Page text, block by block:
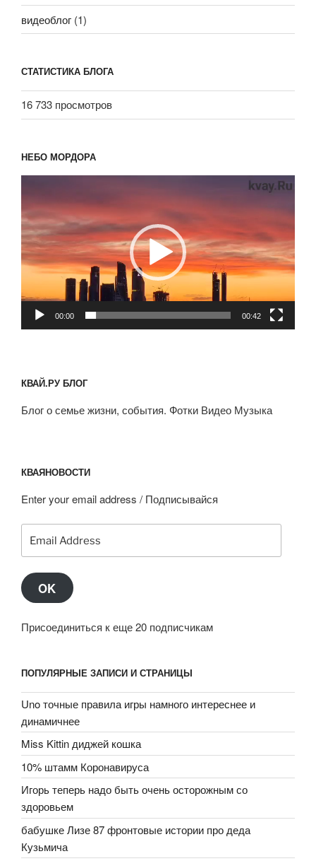
видеоблог (1)
СТАТИСТИКА БЛОГА
16 733 просмотров
НЕБО МОРДОРА
00:00 00:42
КВАЙ.РУ БЛОГ
Блог о семье жизни, события. Фотки Видео Музыка
КВАЯНОВОСТИ
Enter your email address / Подписывайся
Address
OK
Присоединиться к еще 20 подписчикам
ПОПУЛЯРНЫЕ ЗАПИСИ И СТРАНИЦЫ
Uno точные правила игры намного интереснее и
динамичнее
Miss Kittin диджей кошка
10% штамм Коронавируса
Игорь теперь надо быть очень осторожным со
здоровьем
бабушке Лизе 87 фронтовые истории про деда
Кузьмича